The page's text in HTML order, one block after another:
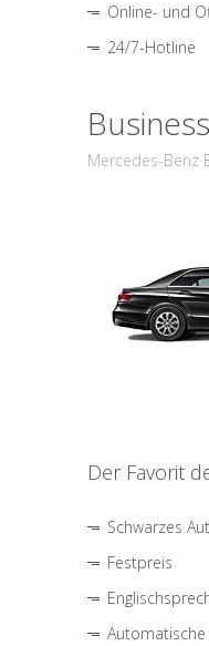
Online- und
24/7-Hotline
Mercedes-Benz
Der Favorit
Schwarzes
Festpreis
Automatische